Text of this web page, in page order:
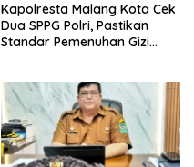
Kapolresta Malang Kota Cek
Dua SPPG Polri, Pastikan
Standar Pemenuhan Gizi